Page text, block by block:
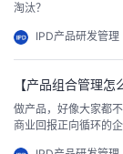
淘汰？
IPD产品研发管理
【产品组合管理
做产品，好像大家都
商业回报正向循环的